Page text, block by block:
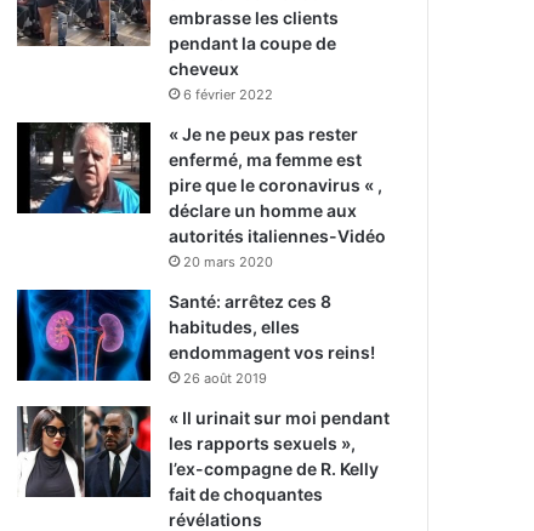
embrasse les clients
pendant la coupe de
cheveux
6 février 2022
« Je ne peux pas rester
enfermé, ma femme est
pire que le coronavirus « ,
déclare un homme aux
autorités italiennes-Vidéo
20 mars 2020
Santé: arrêtez ces 8
habitudes, elles
endommagent vos reins!
26 août 2019
« Il urinait sur moi pendant
les rapports sexuels »,
l’ex-compagne de R. Kelly
fait de choquantes
révélations